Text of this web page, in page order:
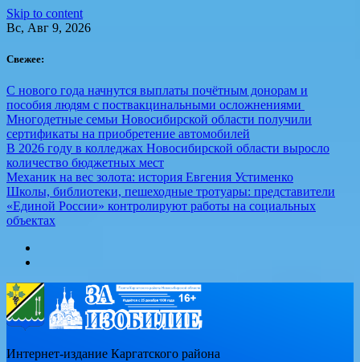
Skip to content
Вс, Авг 9, 2026
Свежее:
С нового года начнутся выплаты почётным донорам и
пособия людям с поствакцинальными осложнениями
Многодетные семьи Новосибирской области получили
сертификаты на приобретение автомобилей
В 2026 году в колледжах Новосибирской области выросло
количество бюджетных мест
Механик на вес золота: история Евгения Устименко
Школы, библиотеки, пешеходные тротуары: представители
«Единой России» контролируют работы на социальных
объектах
Интернет-издание Каргатского района